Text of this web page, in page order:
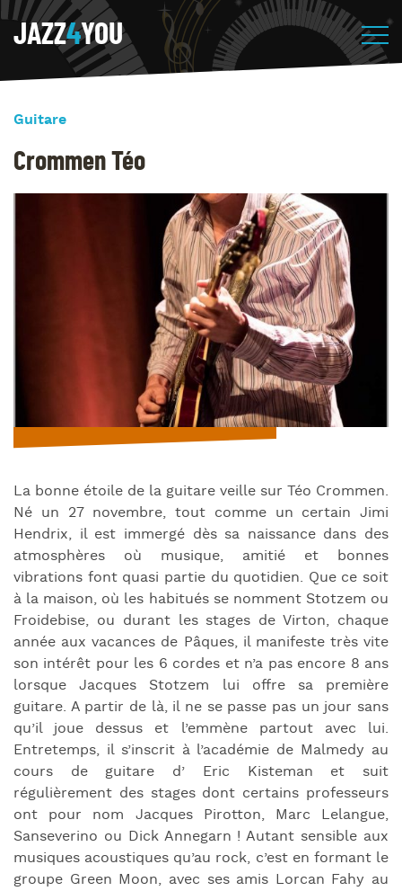
JAZZ4YOU
Guitare
Crommen Téo
La bonne étoile de la guitare veille sur Téo Crommen.
Né un 27 novembre, tout comme un certain Jimi
Hendrix, il est immergé dès sa naissance dans des
atmosphères où musique, amitié et bonnes
vibrations font quasi partie du quotidien. Que ce soit
à la maison, où les habitués se nomment Stotzem ou
Froidebise, ou durant les stages de Virton, chaque
année aux vacances de Pâques, il manifeste très vite
son intérêt pour les 6 cordes et n’a pas encore 8 ans
lorsque Jacques Stotzem lui offre sa première
guitare. A partir de là, il ne se passe pas un jour sans
qu’il joue dessus et l’emmène partout avec lui.
Entretemps, il s’inscrit à l’académie de Malmedy au
cours de guitare d’ Eric Kisteman et suit
régulièrement des stages dont certains professeurs
ont pour nom Jacques Pirotton, Marc Lelangue,
Sanseverino ou Dick Annegarn ! Autant sensible aux
musiques acoustiques qu’au rock, c’est en formant le
groupe Green Moon, avec ses amis Lorcan Fahy au